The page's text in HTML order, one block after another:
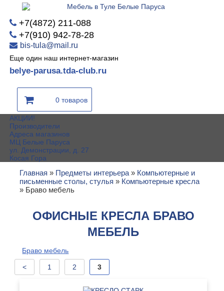
+7(4872) 211-088
+7(910) 942-78-28
bis-tula@mail.ru
Еще один наш интернет-магазин
belye-parusa.tda-club.ru
0 товаров
АКЦИИ!
Производители
Адреса магазинов
МЦ Белые Паруса
ул. Демонстрации, д. 27
Косая Гора
Главная » Предметы интерьера » Компьютерные и
письменные столы, стулья » Компьютерные кресла
» Браво мебель
ОФИСНЫЕ КРЕСЛА БРАВО
МЕБЕЛЬ
Браво мебель
< 1 2 3